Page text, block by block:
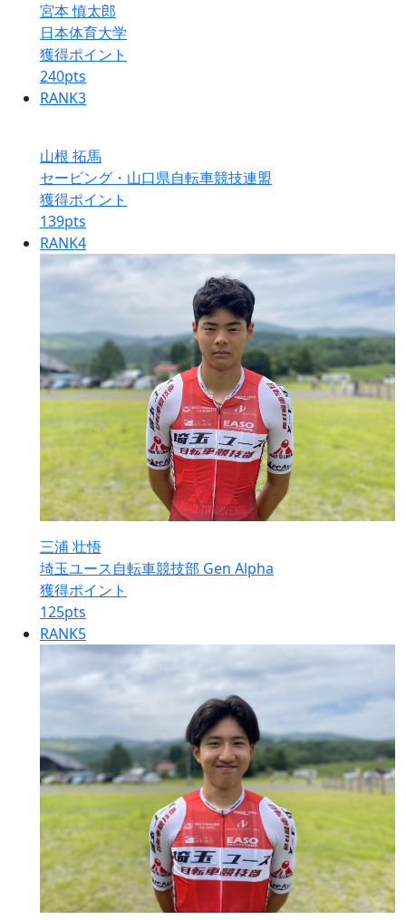
宮本 慎太郎
日本体育大学
獲得ポイント
240pts
RANK3
山根 拓馬
セービング・山口県自転車競技連盟
獲得ポイント
139pts
RANK4
三浦 壮悟
埼玉ユース自転車競技部 Gen Alpha
獲得ポイント
125pts
RANK5